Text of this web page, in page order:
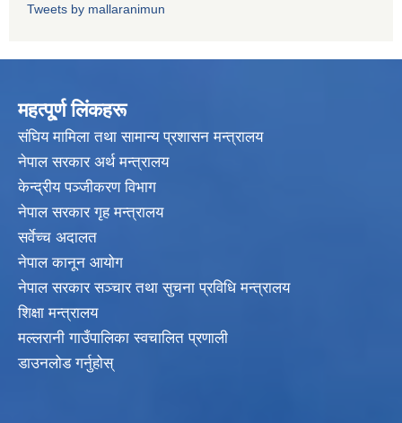
Tweets by mallaranimun
महत्पू्र्ण लिंकहरू
संघिय मामिला तथा सामान्य प्रशासन मन्त्रालय
नेपाल सरकार अर्थ मन्त्रालय
केन्द्रीय पञ्जीकरण विभाग
नेपाल सरकार गृह मन्त्रालय
सर्वेच्च अदालत
नेपाल कानून आयोग
नेपाल सरकार सञ्चार तथा सुचना प्रविधि मन्त्रालय
शिक्षा मन्त्रालय
मल्लरानी गाउँपालिका स्वचालित प्रणाली
डाउनलोड गर्नुहोस्